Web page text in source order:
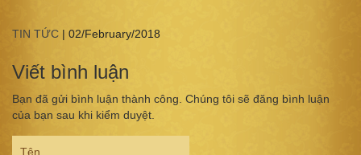
TIN TỨC | 02/February/2018
Viết bình luận
Bạn đã gửi bình luận thành công. Chúng tôi sẽ đăng bình luận
của bạn sau khi kiểm duyệt.